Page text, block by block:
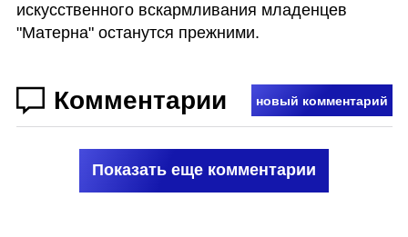
искусственного вскармливания младенцев
"Матерна" останутся прежними.
Комментарии новый комментарий
Показать еще комментарии